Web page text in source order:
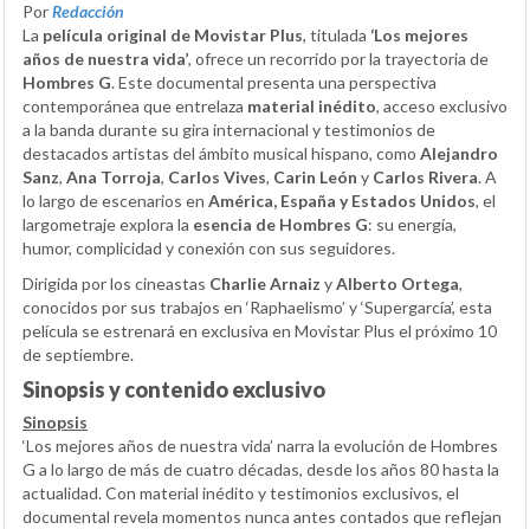
PorRedacción
La película original de Movistar Plus, titulada ‘Los mejores
años de nuestra vida’, ofrece un recorrido por la trayectoria de
Hombres G. Este documental presenta una perspectiva
contemporánea que entrelaza material inédito, acceso exclusivo
a la banda durante su gira internacional y testimonios de
destacados artistas del ámbito musical hispano, como Alejandro
Sanz, Ana Torroja, Carlos Vives, Carin León y Carlos Rivera. A
lo largo de escenarios en América, España y Estados Unidos, el
largometraje explora la esencia de Hombres G: su energía,
humor, complicidad y conexión con sus seguidores.
Dirigida por los cineastas Charlie Arnaiz yAlberto Ortega,
conocidos por sus trabajos en ‘Raphaelismo’ y ‘Supergarcía’, esta
película se estrenará en exclusiva en Movistar Plus el próximo 10
de septiembre.
Sinopsis y contenido exclusivo
Sinopsis
‘Los mejores años de nuestra vida’ narra la evolución de Hombres
G a lo largo de más de cuatro décadas, desde los años 80 hasta la
actualidad. Con material inédito y testimonios exclusivos, el
documental revela momentos nunca antes contados que reflejan